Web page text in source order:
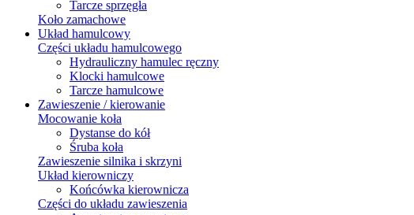
Tarcze sprzęgła
Koło zamachowe
Układ hamulcowy
Części układu hamulcowego
Hydrauliczny hamulec ręczny
Klocki hamulcowe
Tarcze hamulcowe
Zawieszenie / kierowanie
Mocowanie koła
Dystanse do kół
Śruba koła
Zawieszenie silnika i skrzyni
Układ kierowniczy
Końcówka kierownicza
Części do układu zawieszenia